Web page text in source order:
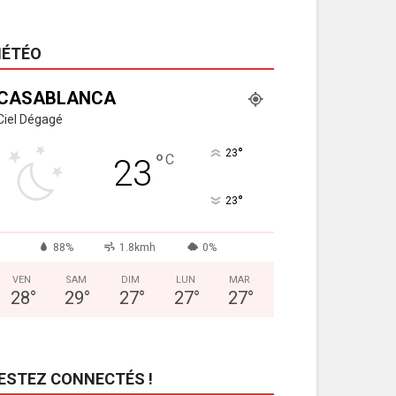
Dégagé
23 °C 23°
23°
88% 1.8kmh 0%
VEN
28°
SAM
29°
DIM
27°
LUN
27°
MAR
27°
CONNECTÉS !